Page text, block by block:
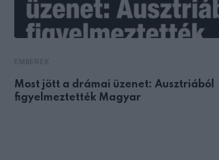
Most jött a drámai üzenet: Ausztriából
figyelmeztették Magyar